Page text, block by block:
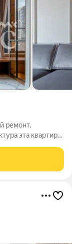
ремонт,
жизнью